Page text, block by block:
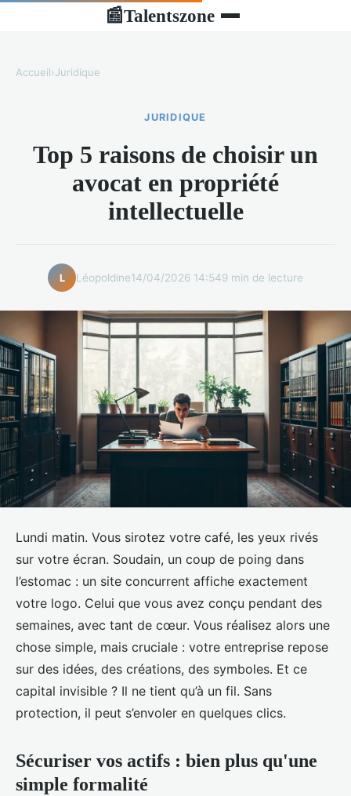
📰Talentszone
Accueil›Juridique
JURIDIQUE
Top 5 raisons de choisir un
avocat en propriété
intellectuelle
L Léopoldine14/04/2026 14:549 min de lecture
Lundi matin. Vous sirotez votre café, les yeux rivés
sur votre écran. Soudain, un coup de poing dans
l’estomac : un site concurrent affiche exactement
votre logo. Celui que vous avez conçu pendant des
semaines, avec tant de cœur. Vous réalisez alors une
chose simple, mais cruciale : votre entreprise repose
sur des idées, des créations, des symboles. Et ce
capital invisible ? Il ne tient qu’à un fil. Sans
protection, il peut s’envoler en quelques clics.
Sécuriser vos actifs : bien plus qu'une
simple formalité